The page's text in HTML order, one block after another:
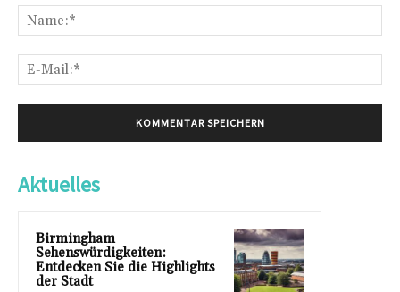
Aktuelles
Birmingham
Sehenswürdigkeiten:
Entdecken Sie die Highlights
der Stadt